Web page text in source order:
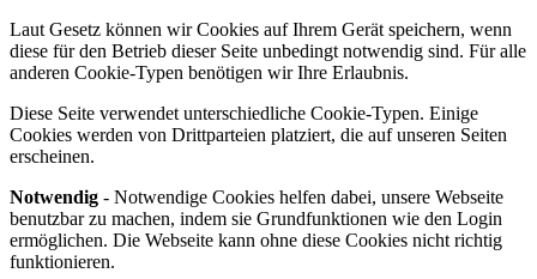
Laut Gesetz können wir Cookies auf Ihrem Gerät speichern, wenn
diese für den Betrieb dieser Seite unbedingt notwendig sind. Für alle
anderen Cookie-Typen benötigen wir Ihre Erlaubnis.
Diese Seite verwendet unterschiedliche Cookie-Typen. Einige
Cookies werden von Drittparteien platziert, die auf unseren Seiten
erscheinen.
Notwendig - Notwendige Cookies helfen dabei, unsere Webseite
benutzbar zu machen, indem sie Grundfunktionen wie den Login
ermöglichen. Die Webseite kann ohne diese Cookies nicht richtig
funktionieren.